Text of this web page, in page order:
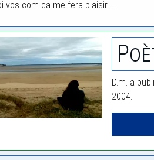
vos com ca me fera plaisir. . .
D.m. a
2004.